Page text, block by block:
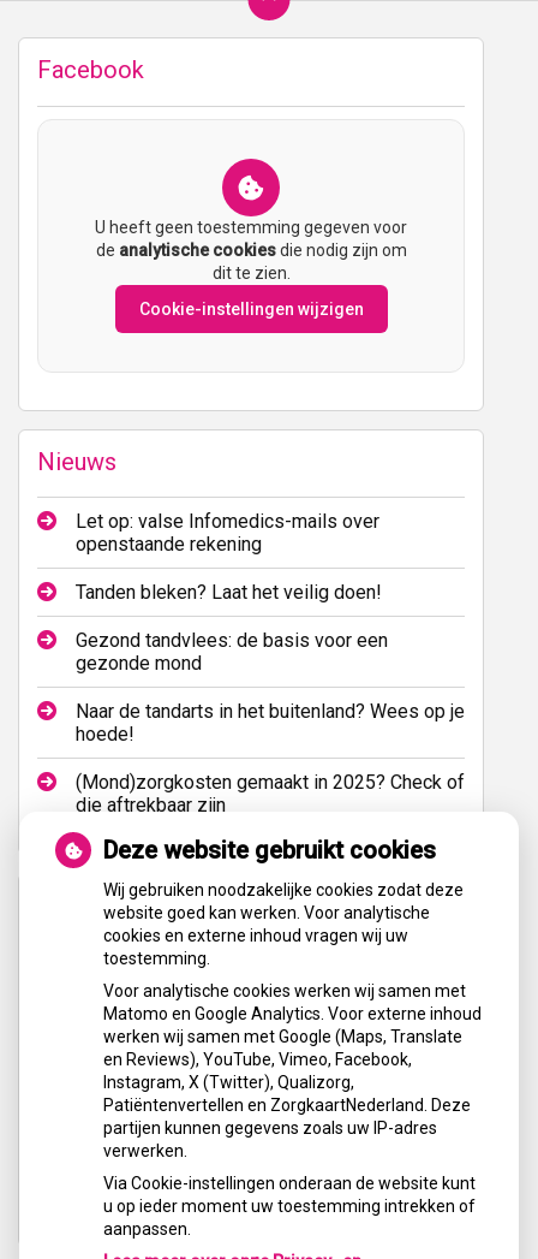
terug
bovenkant
Facebook
U heeft geen toestemming gegeven voor
de analytische cookiesdie nodig zijn om
dit te zien.
Cookie-instellingen wijzigen
Nieuws
Let op: valse Infomedics-mails over
openstaande rekening
Tanden bleken? Laat het veilig doen!
Gezond tandvlees: de basis voor een
gezonde mond
Naar de tandarts in het buitenland? Wees op je
hoede!
(Mond)zorgkosten gemaakt in 2025? Check of
die aftrekbaar zijn
Aangesloten bij:
Deze website gebruikt cookies
Wij gebruiken noodzakelijke cookies zodat deze
website goed kan werken. Voor analytische
cookies en externe inhoud vragen wij uw
toestemming.
Voor analytische cookies werken wij samen met
Matomo en Google Analytics. Voor externe inhoud
werken wij samen met Google (Maps, Translate
en Reviews), YouTube, Vimeo, Facebook,
Instagram, X (Twitter), Qualizorg,
Patiëntenvertellen en ZorgkaartNederland. Deze
partijen kunnen gegevens zoals uw IP-adres
verwerken.
Via Cookie-instellingen onderaan de website kunt
u op ieder moment uw toestemming intrekken of
aanpassen.